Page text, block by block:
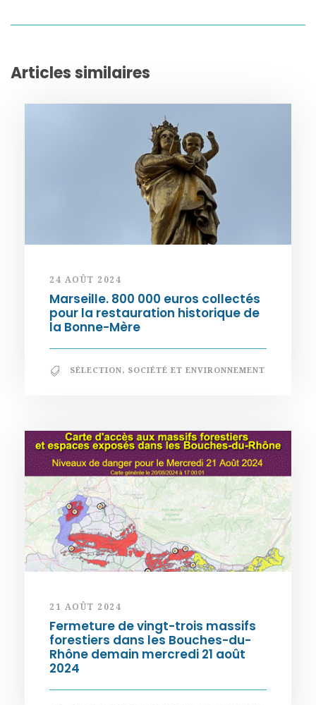
Articles similaires
24 AOÛT 2024
Marseille. 800 000 euros collectés
pour la restauration historique de
la Bonne-Mère
SÉLECTION, SOCIÉTÉ ET ENVIRONNEMENT
21 AOÛT 2024
Fermeture de vingt-trois massifs
forestiers dans les Bouches-du-
Rhône demain mercredi 21 août
2024